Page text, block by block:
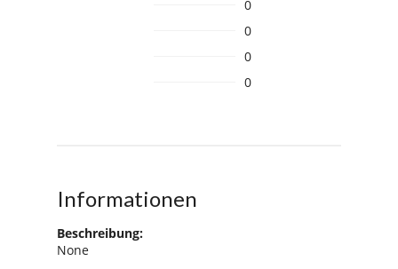
0
0
0
0
Informationen
Beschreibung:
None